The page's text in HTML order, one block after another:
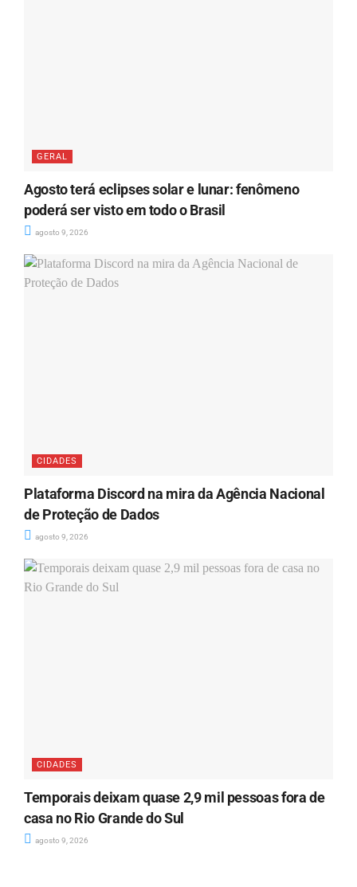
GERAL
Agosto terá eclipses solar e lunar: fenômeno
poderá ser visto em todo o Brasil
agosto 9, 2026
CIDADES
Plataforma Discord na mira da Agência Nacional
de Proteção de Dados
agosto 9, 2026
CIDADES
Temporais deixam quase 2,9 mil pessoas fora de
casa no Rio Grande do Sul
agosto 9, 2026